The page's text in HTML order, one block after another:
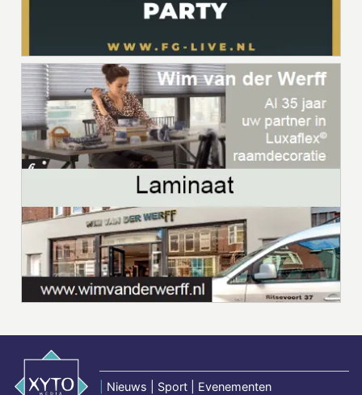
Nieuws | Sport | Evenementen